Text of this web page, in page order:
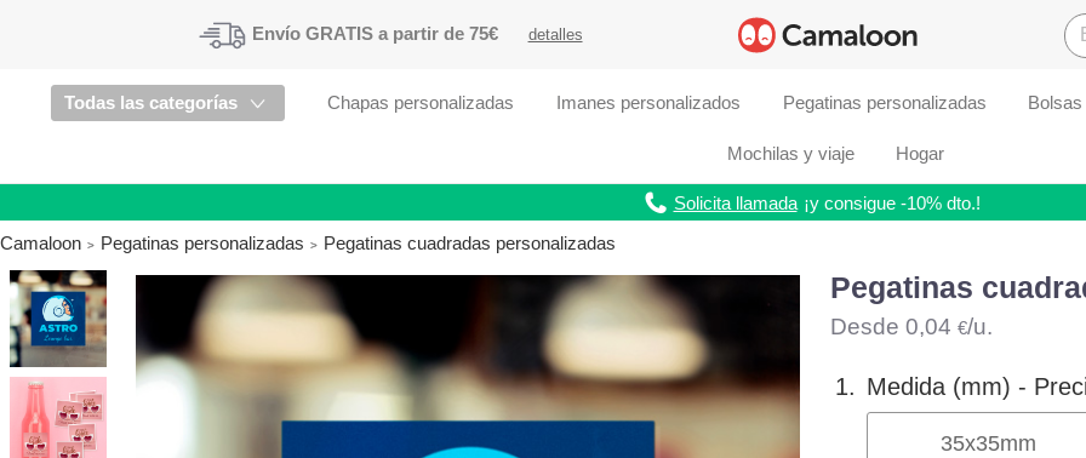
Envío GRATIS a partir de 75€ detalles
Todas las categorías Chapas personalizadas Imanes personalizados Pegatinas personalizadas Bolsas
Mochilas y viaje Hogar
Solicita llamada ¡y consigue -10% dto.!
Camaloon
Pegatinas personalizadas Pegatinas cuadradas personalizadas
Pegatinas
Desde 0,04 €/u.
1. Medida (mm) -
35x35mm